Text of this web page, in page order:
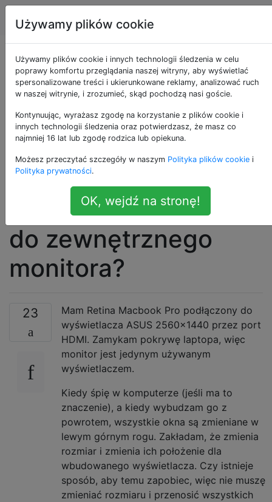
Apple Tagi
Czy mogę
uniemożliwić zmianę
rozmiaru i
przesuwanie systemu
OS X podczas snu
podczas podłączania
do zewnętrznego
monitora?
23
Mam Retina Macbook Pro podłączony do
wyświetlacza ASUS 2560x1440 przez port
HDMI. Zamykam pokrywę laptopa, więc
monitor jest jedynym używanym
wyświetlaczem.
Kiedy śpię w komputerze (jeśli ma to
znaczenie), a kiedy wybudzam go z
powrotem, wszystkie okna są zmieniane w
lewym górnym rogu. Zakładam, że zmienia
rozmiar i zmienia ich położenie dla
wbudowanego wyświetlacza. Czy istnieje
sposób, aby temu zapobiec, więc nie muszę
zmieniać rozmiaru i przenosić wszystkich
Używamy plików cookie
Używamy plików cookie i innych technologii śledzenia w celu
poprawy komfortu przeglądania naszej witryny, aby wyświetlać
spersonalizowane treści i ukierunkowane reklamy, analizować ruch
w naszej witrynie, i zrozumieć, skąd pochodzą nasi goście.
Kontynuując, wyrażasz zgodę na korzystanie z plików cookie i
innych technologii śledzenia oraz potwierdzasz, że masz co
najmniej 16 lat lub zgodę rodzica lub opiekuna.
Możesz przeczytać szczegóły w naszym Polityka plików cookie i
Polityka prywatności.
OK, wejdź na stronę!